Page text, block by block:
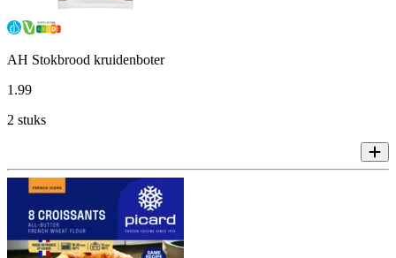
AH Stokbrood kruidenboter
1.99
2 stuks